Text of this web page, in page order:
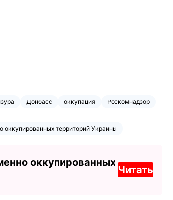
Донбасс оккупация
Роскомнадзор
оккупированных территорий Украины
оккупированных
Читать